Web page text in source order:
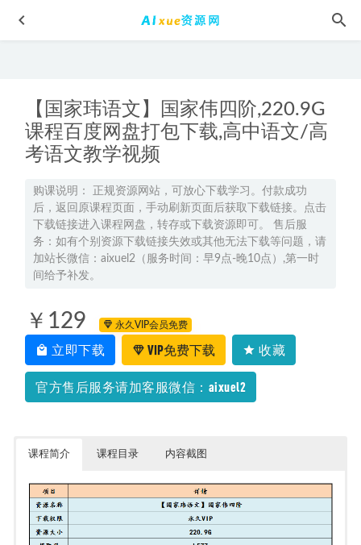
【国家玮语文】国家伟四阶,220.9G
课程百度网盘打包下载,高中语文/高
考语文教学视频
购课说明： 正规资源网站，可放心下载学习。付款成功
后，返回原课程页面，手动刷新页面后获取下载链接。点击
下载链接进入课程网盘，转存或下载资源即可。 售后服
务：如有个别资源下载链接失效或其他无法下载等问题，请
加站长微信：aixuel2（服务时间：早9点-晚10点）,第一时
间给予补发。
￥129 永久VIP会员免费
立即下载 VIP免费下载 收藏
官方售后服务请加客服微信：aixuel2
课程简介 课程目录 内容截图
2025赵礼显高二数学暑假班+秋季班网课教程 2025-01-20
2023猿辅导王君高一化学视频教程暑假班 2022-08-06
2021语文【木木-3季】初中语文教学视频课程,22.17G百度网盘
资源打包下载
2021-12-21
高三物理视频教程+课堂笔记复习班名师林婉晴高考一轮教
学魁榜高中数学网课推荐-邱崇数学课程百度云学习资料下
2022-09-15